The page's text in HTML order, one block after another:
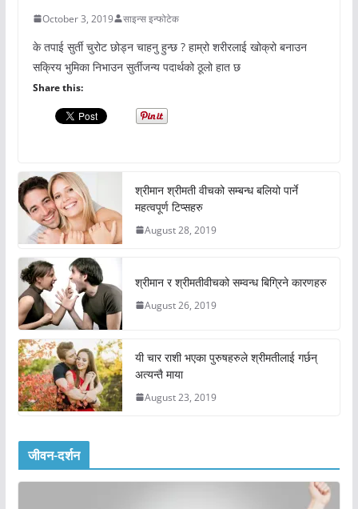
October 3, 2019 साइन्स इन्फोटेक
के तपाई सुर्ती चुरोट छोड्न चाहनु हुन्छ ? हाम्रो शरीरलाई खोक्रो बनाउन
सक्रिय भुमिका निभाउन सुर्तीजन्य पदार्थको ठूलो हात छ
Share this:
श्रीमान श्रीमती वीचको सम्बन्ध बलियो पार्ने
महत्वपूर्ण टिप्सहरु
August 28, 2019
श्रीमान र श्रीमतीवीचको सम्वन्ध बिग्रिने कारणहरु
August 26, 2019
यी चार राशी भएका पुरुषहरुले श्रीमतीलाई गर्छन्
अत्यन्तै माया
August 23, 2019
जीवन-दर्शन